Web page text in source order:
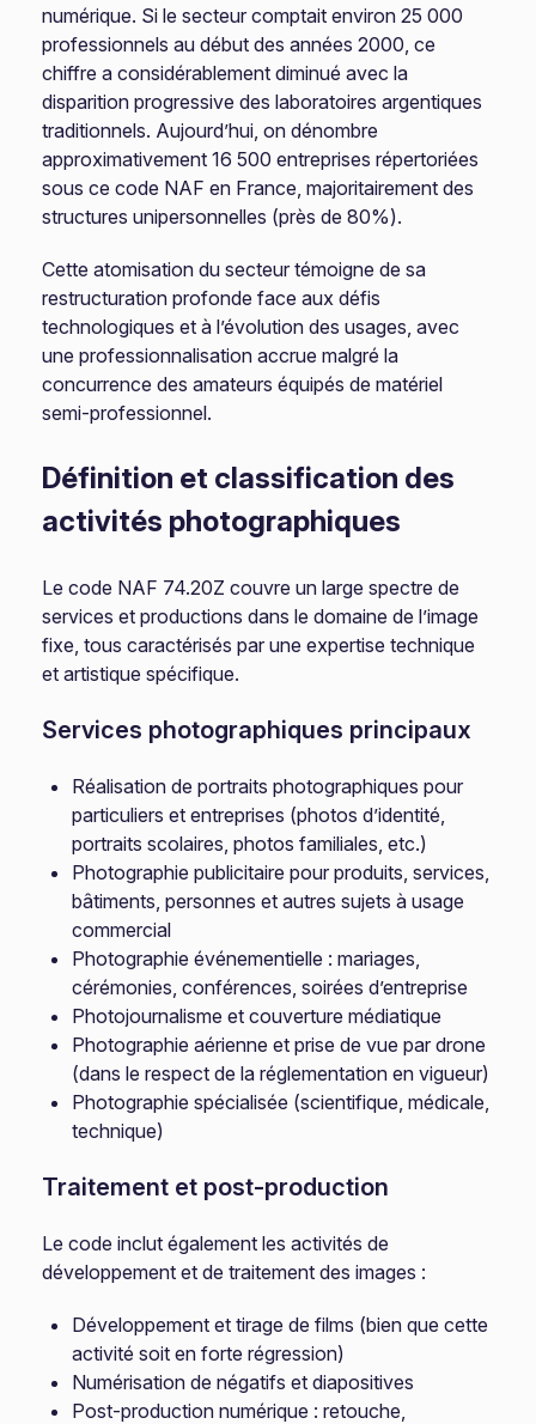
numérique. Si le secteur comptait environ 25 000
professionnels au début des années 2000, ce
chiffre a considérablement diminué avec la
disparition progressive des laboratoires argentiques
traditionnels. Aujourd’hui, on dénombre
approximativement 16 500 entreprises répertoriées
sous ce code NAF en France, majoritairement des
structures unipersonnelles (près de 80%).
Cette atomisation du secteur témoigne de sa
restructuration profonde face aux défis
technologiques et à l’évolution des usages, avec
une professionnalisation accrue malgré la
concurrence des amateurs équipés de matériel
semi-professionnel.
Définition et classification des
activités photographiques
Le code NAF 74.20Z couvre un large spectre de
services et productions dans le domaine de l’image
fixe, tous caractérisés par une expertise technique
et artistique spécifique.
Services photographiques principaux
Réalisation de portraits photographiques pour
particuliers et entreprises (photos d’identité,
portraits scolaires, photos familiales, etc.)
Photographie publicitaire pour produits, services,
bâtiments, personnes et autres sujets à usage
commercial
Photographie événementielle : mariages,
cérémonies, conférences, soirées d’entreprise
Photojournalisme et couverture médiatique
Photographie aérienne et prise de vue par drone
(dans le respect de la réglementation en vigueur)
Photographie spécialisée (scientifique, médicale,
technique)
Traitement et post-production
Le code inclut également les activités de
développement et de traitement des images :
Développement et tirage de films (bien que cette
activité soit en forte régression)
Numérisation de négatifs et diapositives
Post-production numérique : retouche,